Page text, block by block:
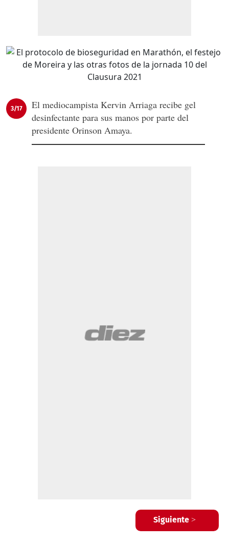
3/17
El mediocampista Kervin Arriaga recibe gel
desinfectante para sus manos por parte del
presidente Orinson Amaya.
Siguiente >